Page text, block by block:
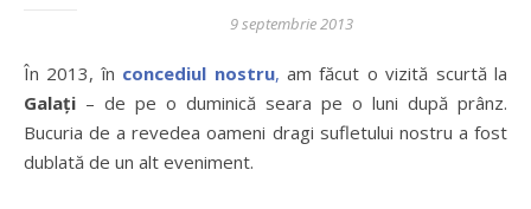
9 septembrie 2013
În 2013, în concediul nostru, am făcut o vizită scurtă la
Galaţi – de pe o duminică seara pe o luni după prânz.
Bucuria de a revedea oameni dragi sufletului nostru a fost
dublată de un alt eveniment.